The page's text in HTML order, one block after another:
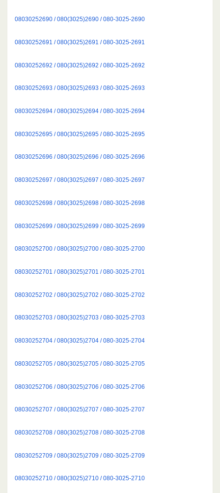
08030252690 / 080(3025)2690 / 080-3025-2690
08030252691 / 080(3025)2691 / 080-3025-2691
08030252692 / 080(3025)2692 / 080-3025-2692
08030252693 / 080(3025)2693 / 080-3025-2693
08030252694 / 080(3025)2694 / 080-3025-2694
08030252695 / 080(3025)2695 / 080-3025-2695
08030252696 / 080(3025)2696 / 080-3025-2696
08030252697 / 080(3025)2697 / 080-3025-2697
08030252698 / 080(3025)2698 / 080-3025-2698
08030252699 / 080(3025)2699 / 080-3025-2699
08030252700 / 080(3025)2700 / 080-3025-2700
08030252701 / 080(3025)2701 / 080-3025-2701
08030252702 / 080(3025)2702 / 080-3025-2702
08030252703 / 080(3025)2703 / 080-3025-2703
08030252704 / 080(3025)2704 / 080-3025-2704
08030252705 / 080(3025)2705 / 080-3025-2705
08030252706 / 080(3025)2706 / 080-3025-2706
08030252707 / 080(3025)2707 / 080-3025-2707
08030252708 / 080(3025)2708 / 080-3025-2708
08030252709 / 080(3025)2709 / 080-3025-2709
08030252710 / 080(3025)2710 / 080-3025-2710